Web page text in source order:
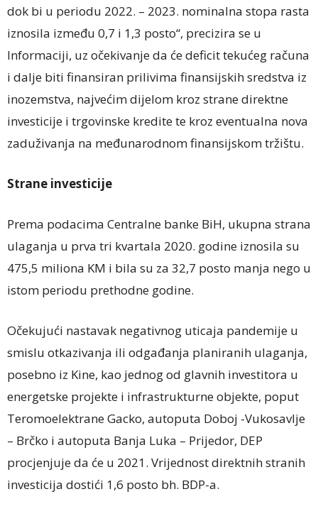
dok bi u periodu 2022. – 2023. nominalna stopa rasta
iznosila između 0,7 i 1,3 posto“, precizira se u
Informaciji, uz očekivanje da će deficit tekućeg računa
i dalje biti finansiran prilivima finansijskih sredstva iz
inozemstva, najvećim dijelom kroz strane direktne
investicije i trgovinske kredite te kroz eventualna nova
zaduživanja na međunarodnom finansijskom tržištu.
Strane investicije
Prema podacima Centralne banke BiH, ukupna strana
ulaganja u prva tri kvartala 2020. godine iznosila su
475,5 miliona KM i bila su za 32,7 posto manja nego u
istom periodu prethodne godine.
Očekujući nastavak negativnog uticaja pandemije u
smislu otkazivanja ili odgađanja planiranih ulaganja,
posebno iz Kine, kao jednog od glavnih investitora u
energetske projekte i infrastrukturne objekte, poput
Teromoelektrane Gacko, autoputa Doboj -Vukosavlje
– Brčko i autoputa Banja Luka – Prijedor, DEP
procjenjuje da će u 2021. Vrijednost direktnih stranih
investicija dostići 1,6 posto bh. BDP-a.